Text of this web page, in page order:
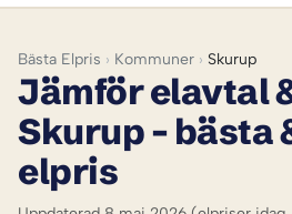
Bästa Elpris › Kommuner › Skurup
Jämför elavtal
Skurup – bästa
elpris